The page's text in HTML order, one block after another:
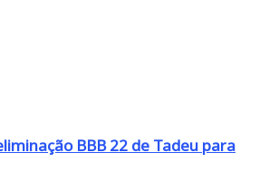
BBB 22 de Tadeu para